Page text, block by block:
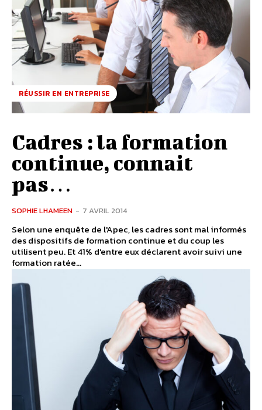
RÉUSSIR EN ENTREPRISE
Cadres : la formation
continue, connait
pas…
SOPHIE LHAMEEN - 7 AVRIL 2014
Selon une enquête de l'Apec, les cadres sont mal informés
des dispositifs de formation continue et du coup les
utilisent peu. Et 41% d'entre eux déclarent avoir suivi une
formation ratée...